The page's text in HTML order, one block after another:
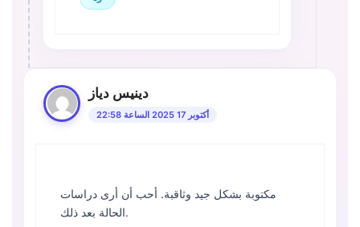
دينيس دياز
أكتوبر 17 2025 الساعة 22:58
مكتوبة بشكل جيد وثاقبة. أحب أن أرى دراسات
الحالة بعد ذلك.